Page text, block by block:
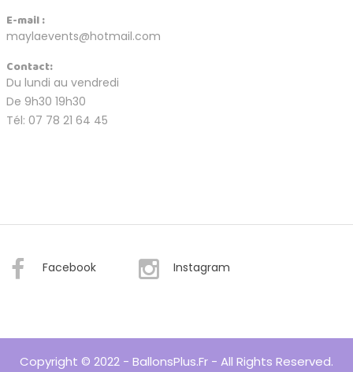
E-mail :
maylaevents@hotmail.com
Contact:
Du lundi au vendredi
De 9h30 19h30
Tél: 07 78 21 64 45
Facebook Instagram
Copyright © 2022 - BallonsPlus.fr - All Rights Reserved.